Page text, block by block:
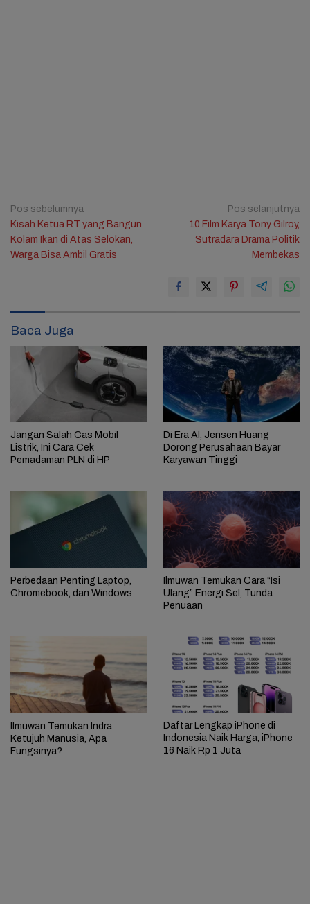
Navigasi
pos
Pos sebelumnya
Kisah Ketua RT yang Bangun
Kolam Ikan di Atas Selokan,
Warga Bisa Ambil Gratis
Pos selanjutnya
10 Film Karya Tony Gilroy,
Sutradara Drama Politik
Membekas
Baca Juga
Jangan Salah Cas Mobil
Listrik, Ini Cara Cek
Pemadaman PLN di HP
Di Era AI, Jensen Huang
Dorong Perusahaan Bayar
Karyawan Tinggi
Perbedaan Penting Laptop,
Chromebook, dan Windows
Ilmuwan Temukan Cara “Isi
Ulang” Energi Sel, Tunda
Penuaan
Ilmuwan Temukan Indra
Ketujuh Manusia, Apa
Fungsinya?
Daftar Lengkap iPhone di
Indonesia Naik Harga, iPhone
16 Naik Rp 1 Juta